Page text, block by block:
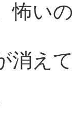
怖い
消え